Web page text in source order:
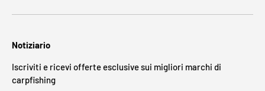
Notiziario
Iscriviti e ricevi offerte esclusive sui migliori marchi di
carpfishing